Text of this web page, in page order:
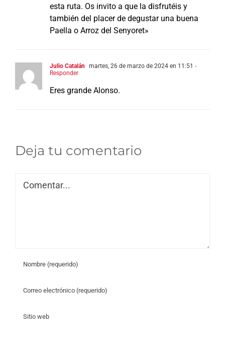
esta ruta. Os invito a que la disfrutéis y
también del placer de degustar una buena
Paella o Arroz del Senyoret»
Julio Catalán martes, 26 de marzo de 2024 en 11:51 -
Responder
Eres grande Alonso.
Deja tu comentario